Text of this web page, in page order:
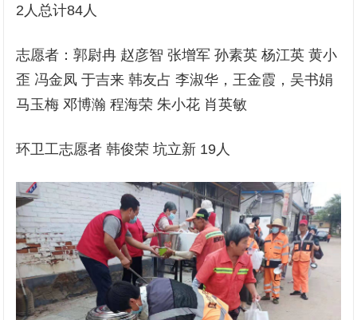
2人总计84人
志愿者：郭尉冉 赵彦智 张增军 孙素英 杨江英 黄小
歪 冯金凤 于吉来 韩友占 李淑华，王金霞，吴书娟
马玉梅 邓博瀚 程海荣 朱小花 肖英敏
环卫工志愿者 韩俊荣 坑立新 19人